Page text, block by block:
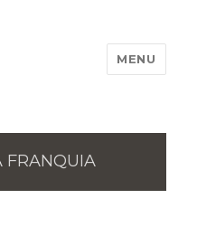
MENU
FRANQUIA